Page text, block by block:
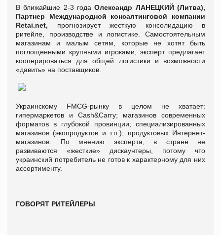
В ближайшие 2-3 года Олександр ЛАНЕЦКИЙ(Литва),
Партнер Международной консалтинговой компании
Retai.net, прогнозирует жесткую консолидацию в
ритейле, производстве и логистике. Самостоятельным
магазинам и малым сетям, которые не хотят быть
поглощенными крупными игроками, эксперт предлагает
кооперироваться для общей логистики и возможности
«давить» на поставщиков.
Украинскому FMCG-рынку в целом не хватает:
гипермаркетов и Cash&Carry; магазинов современных
форматов в глубокой провинции; специализированных
магазинов (экопродуктов и т.п.); продуктовых Интернет-
магазинов. По мнению эксперта, в стране не
развиваются «жесткие» дискаунтеры, потому что
украинский потребитель не готов к характерному для них
ассортименту.
ГОВОРЯТ РИТЕЙЛЕРЫ